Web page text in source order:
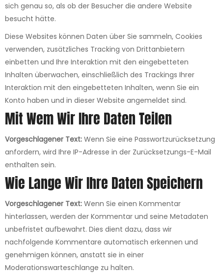
sich genau so, als ob der Besucher die andere Website
besucht hätte.
Diese Websites können Daten über Sie sammeln, Cookies
verwenden, zusätzliches Tracking von Drittanbietern
einbetten und Ihre Interaktion mit den eingebetteten
Inhalten überwachen, einschließlich des Trackings Ihrer
Interaktion mit den eingebetteten Inhalten, wenn Sie ein
Konto haben und in dieser Website angemeldet sind.
Mit Wem Wir Ihre Daten Teilen
Vorgeschlagener Text: Wenn Sie eine Passwortzurücksetzung
anfordern, wird Ihre IP-Adresse in der Zurücksetzungs-E-Mail
enthalten sein.
Wie Lange Wir Ihre Daten Speichern
Vorgeschlagener Text: Wenn Sie einen Kommentar
hinterlassen, werden der Kommentar und seine Metadaten
unbefristet aufbewahrt. Dies dient dazu, dass wir
nachfolgende Kommentare automatisch erkennen und
genehmigen können, anstatt sie in einer
Moderationswarteschlange zu halten.